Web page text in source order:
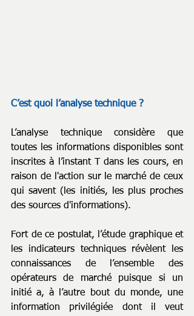
C’est quoi l’analyse technique ?
L’analyse technique considère que
toutes les informations disponibles sont
inscrites à l’instant T dans les cours, en
raison de l'action sur le marché de ceux
qui savent (les initiés, les plus proches
des sources d'informations).
Fort de ce postulat, l’étude graphique et
les indicateurs techniques révèlent les
connaissances de l’ensemble des
opérateurs de marché puisque si un
initié a, à l’autre bout du monde, une
information privilégiée dont il veut